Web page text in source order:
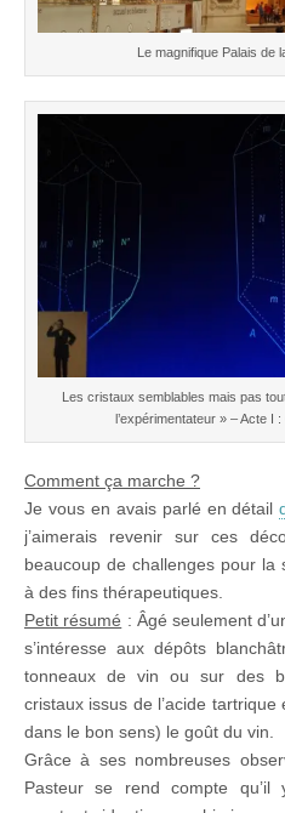
Le magnifique Palais de
Les cristaux semblables mais pas
l’expérimentateur » – Acte I
Comment ça marche ?
Je vous en avais parlé en détail
j’aimerais revenir sur ces
beaucoup de challenges pour la
à des fins thérapeutiques.
Petit résumé : Âgé seulement
s’intéresse aux dépôts
tonneaux de vin ou sur des
cristaux issus de l’acide
dans le bon sens) le goût du vin.
Grâce à ses nombreuses
Pasteur se rend compte